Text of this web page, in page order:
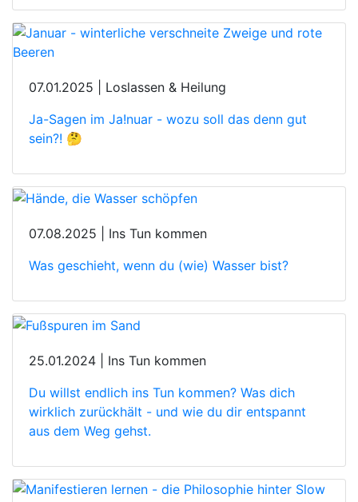
07.01.2025 | Loslassen & Heilung
Ja-Sagen im Ja!nuar - wozu soll das denn gut
sein?! 🤔
07.08.2025 | Ins Tun kommen
Was geschieht, wenn du (wie) Wasser bist?
25.01.2024 | Ins Tun kommen
Du willst endlich ins Tun kommen? Was dich
wirklich zurückhält - und wie du dir entspannt
aus dem Weg gehst.